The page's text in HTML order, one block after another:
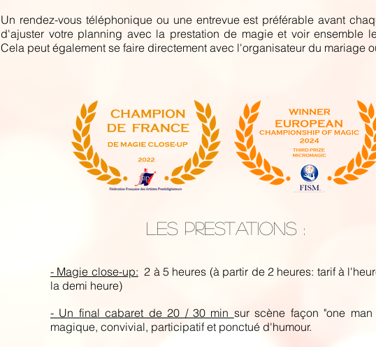
Un rendez-vous téléphonique ou une entrevue est préférable avant
d'ajuster votre planning avec la prestation de magie et voir ensemble
Cela peut également se faire directement avec l'organisateur du mariage
LES PRESTATIONS :
- Magie close-up: 2 à 5 heures (à partir de 2 heures: tarif à
la demi heure)
- Un final cabaret de 20 / 30 min sur scène façon "one man
magique, convivial, participatif et ponctué d'humour.